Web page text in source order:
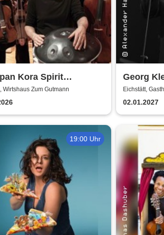
Kora Spirit
Wirtshaus Zum Gutmann
Georg
Eichstätt,
02.01.2027
19:00 Uhr